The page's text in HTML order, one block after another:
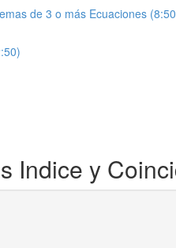
de 3 o más Ecuaciones
Indice y